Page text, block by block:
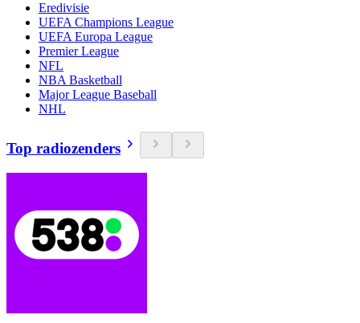
Eredivisie
UEFA Champions League
UEFA Europa League
Premier League
NFL
NBA Basketball
Major League Baseball
NHL
Top radiozenders